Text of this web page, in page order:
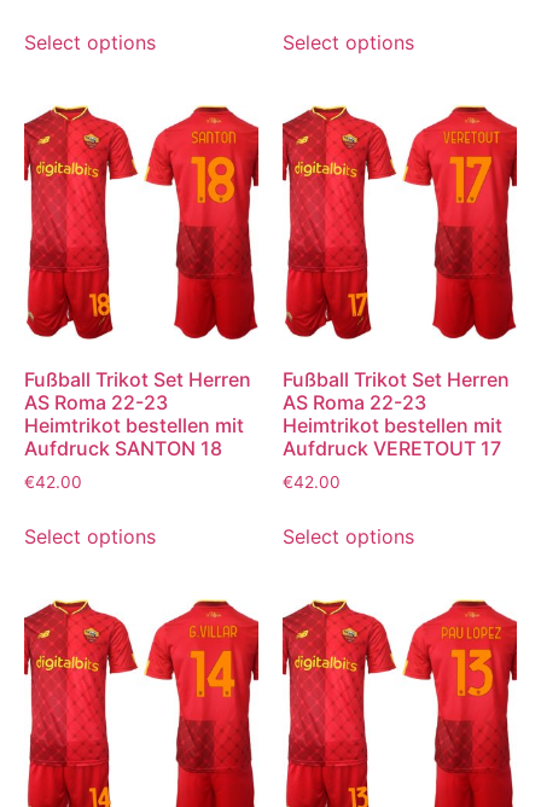
Select options Select options
Fußball Trikot Set Herren
AS Roma 22-23
Heimtrikot bestellen mit
Aufdruck SANTON 18
€42.00
Select options
Fußball Trikot Set Herren
AS Roma 22-23
Heimtrikot bestellen mit
Aufdruck VERETOUT 17
€42.00
Select options